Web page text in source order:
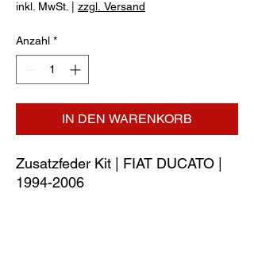
inkl. MwSt. zzgl. Versand
Anzahl *
IN DEN WARENKORB
Zusatzfeder Kit | FIAT DUCATO |
1994-2006